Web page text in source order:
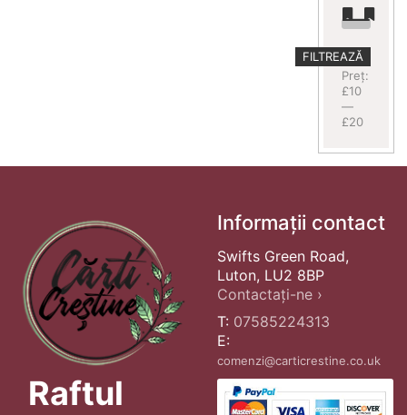
Preț
minim
Preț
maxim
FILTREAZĂ
Preț:
£10
—
£20
Raftul
Informații contact
Swifts Green Road,
Luton, LU2 8BP
Contactați-ne ›
T: 07585224313
E:
comenzi@carticrestine.co.uk